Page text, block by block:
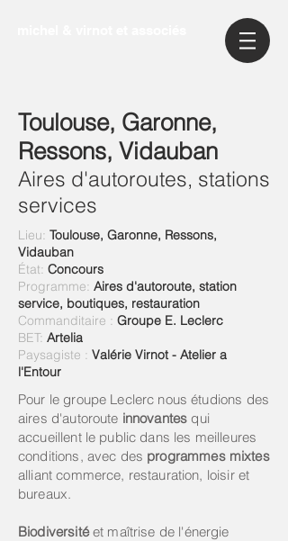
Toulouse, Garonne,
Ressons, Vidauban
Aires d'autoroutes, stations
services
Lieu: Toulouse, Garonne, Ressons,
Vidauban
État: Concours
Programme: Aires d'autoroute, station
service, boutiques, restauration
Commanditaire : Groupe E. Leclerc
BET: Artelia
Paysagiste : Valérie Virnot - Atelier a
l'Entour
Pour le groupe Leclerc nous étudions des
aires d'autoroute innovantes qui
accueillent le public dans les meilleures
conditions, avec des programmes mixtes
alliant commerce, restauration, loisir et
bureaux.
Biodiversitéet maîtrise de l'énergie